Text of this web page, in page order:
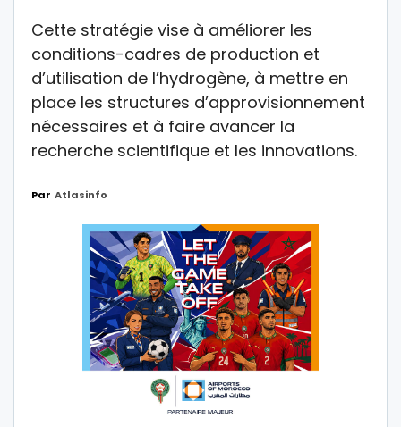
Cette stratégie vise à améliorer les
conditions-cadres de production et
d’utilisation de l’hydrogène, à mettre en
place les structures d’approvisionnement
nécessaires et à faire avancer la
recherche scientifique et les innovations.
Par Atlasinfo